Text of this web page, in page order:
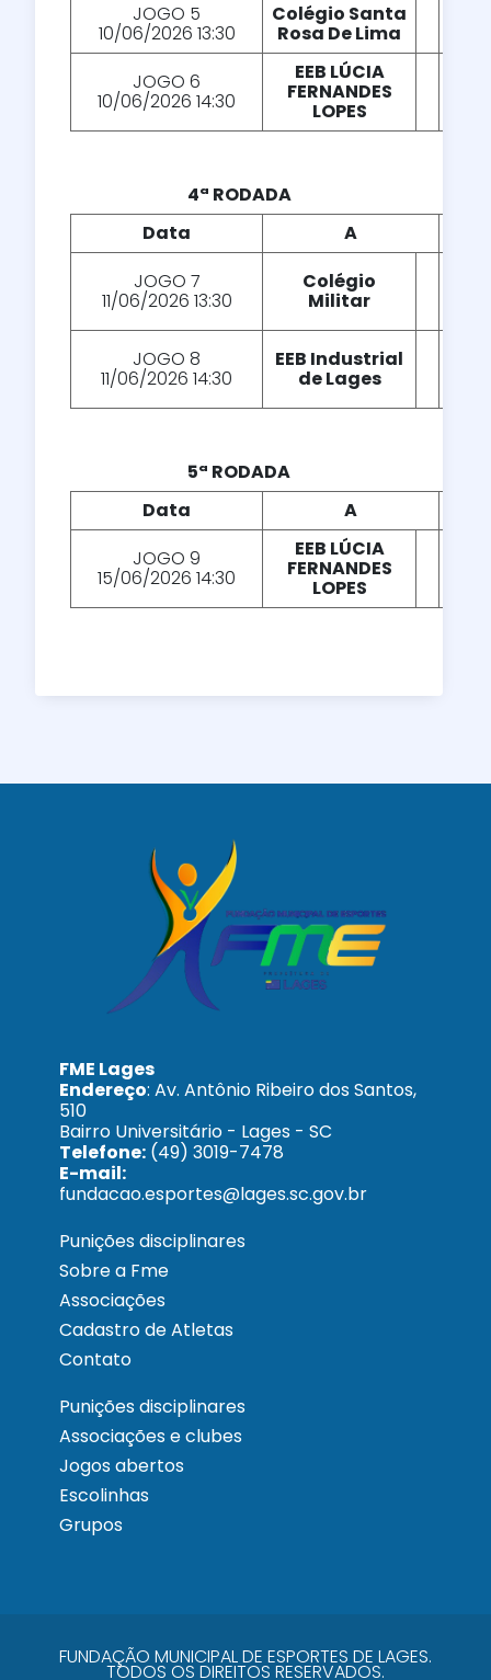
JOGO 5
10/06/2026 13:30
Colégio Santa
Rosa De Lima
JOGO 6
10/06/2026 14:30
EEB LÚCIA
FERNANDES
LOPES
4ª RODADA
Data
A
JOGO 7
11/06/2026 13:30
Colégio
Militar
JOGO 8
11/06/2026 14:30
EEB Industrial
de Lages
5ª RODADA
Data
A
JOGO 9
15/06/2026 14:30
EEB LÚCIA
FERNANDES
LOPES
FME Lages
Endereço: Av. Antônio Ribeiro dos Santos,
510
Bairro Universitário - Lages - SC
Telefone: (49) 3019-7478
E-mail:
fundacao.esportes@lages.sc.gov.br
Punições disciplinares
Sobre a Fme
Associações
Cadastro de Atletas
Contato
Punições disciplinares
Associações e clubes
Jogos abertos
Escolinhas
Grupos
FUNDAÇÃO MUNICIPAL DE ESPORTES DE LAGES.
TODOS OS DIREITOS RESERVADOS.